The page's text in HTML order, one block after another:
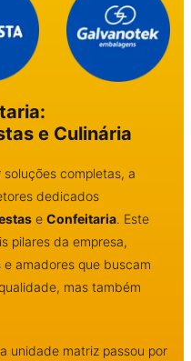
e Culinária
completas, a
dedicados
e Confeitaria. Este
pilares da empresa,
amadores que buscam
mas também
unidade matriz passou por